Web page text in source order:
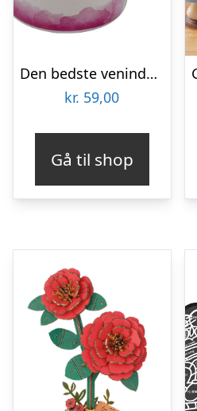
Den bedste veninde krus
kr. 59,00
Gå til shop